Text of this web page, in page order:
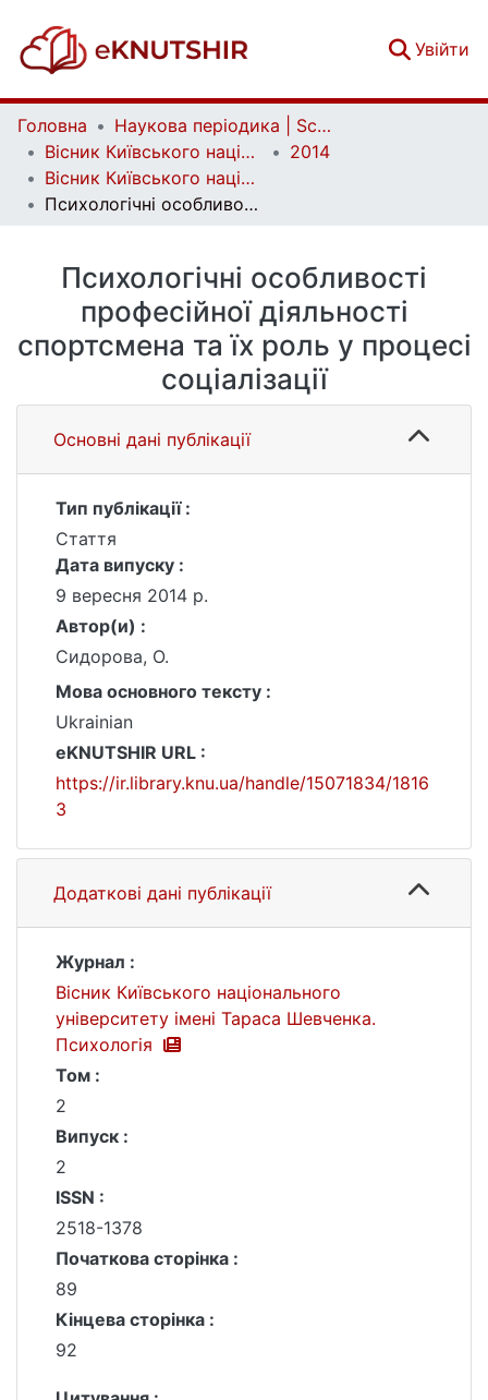
Увійти
Головна
Наукова періодика | Scientific periodicals
Вісник Київського національного університету імені Тараса Шевченка. Психологія | Bulletin of Taras Shevchenko National University of Kyiv. Psychology
2014
Вісник Київського національного університету імені Тараса Шевченка. Психологія. Вип. 2 (2)
Психологічні особливості професійної діяльності спортсмена та їх роль у процесі соціалізації
Психологічні особливості
професійної діяльності
спортсмена та їх роль у процесі
соціалізації
Основні дані публікації
Тип публікації :
Стаття
Дата випуску :
9 вересня 2014 р.
Автор(и) :
Сидорова, О.
Мова основного тексту :
Ukrainian
eKNUTSHIR URL :
https://ir.library.knu.ua/handle/15071834/1816
3
Додаткові дані публікації
Журнал :
Вісник Київського національного
університету імені Тараса Шевченка.
Психологія
Том :
2
Випуск :
2
ISSN :
2518-1378
Початкова сторінка :
89
Кінцева сторінка :
92